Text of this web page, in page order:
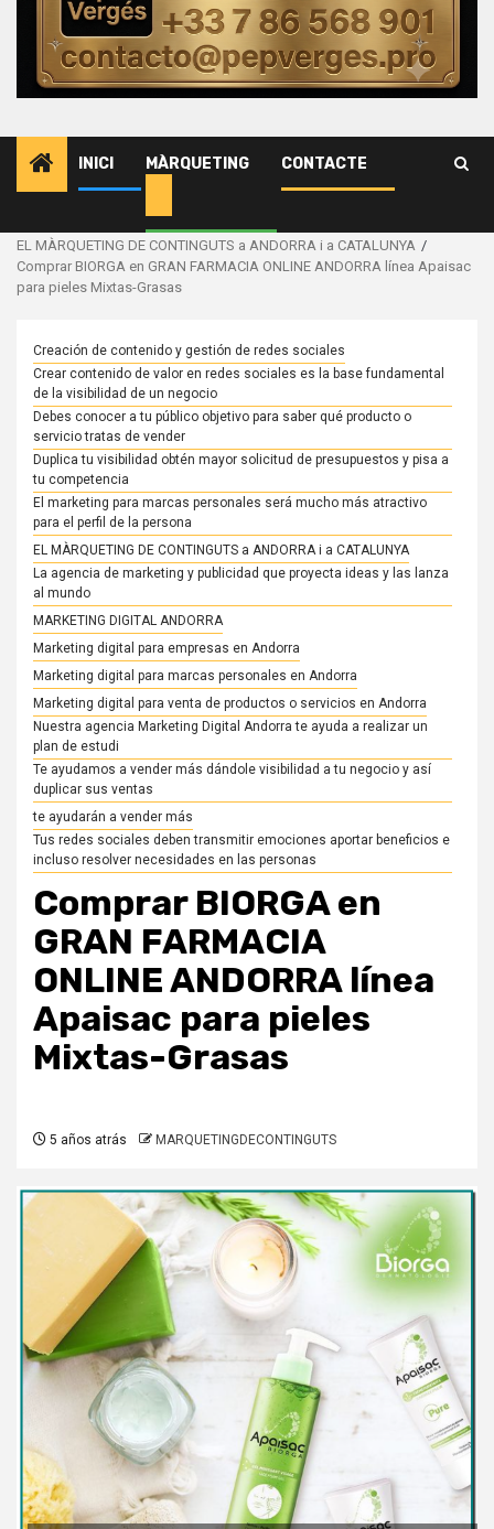
i
de
serveis.
INICI MÀRQUETING CONTACTE
EL MÀRQUETING DE CONTINGUTS a ANDORRA i a CATALUNYA
Comprar BIORGA en GRAN FARMACIA ONLINE ANDORRA línea Apaisac
para pieles Mixtas-Grasas
Creación de contenido y gestión de redes sociales
Crear contenido de valor en redes sociales es la base fundamental
de la visibilidad de un negocio
Debes conocer a tu público objetivo para saber qué producto o
servicio tratas de vender
Duplica tu visibilidad obtén mayor solicitud de presupuestos y pisa a
tu competencia
El marketing para marcas personales será mucho más atractivo
para el perfil de la persona
EL MÀRQUETING DE CONTINGUTS a ANDORRA i a CATALUNYA
La agencia de marketing y publicidad que proyecta ideas y las lanza
al mundo
MARKETING DIGITAL ANDORRA
Marketing digital para empresas en Andorra
Marketing digital para marcas personales en Andorra
Marketing digital para venta de productos o servicios en Andorra
Nuestra agencia Marketing Digital Andorra te ayuda a realizar un
plan de estudi
Te ayudamos a vender más dándole visibilidad a tu negocio y así
duplicar sus ventas
te ayudarán a vender más
Tus redes sociales deben transmitir emociones aportar beneficios e
incluso resolver necesidades en las personas
Comprar BIORGA en
GRAN FARMACIA
ONLINE ANDORRA línea
Apaisac para pieles
Mixtas-Grasas
5 años atrás MARQUETINGDECONTINGUTS